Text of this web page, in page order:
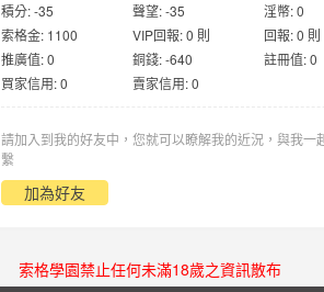
積分: -35 聲望: -35
淫幣: 0
索格金: 1100
VIP回報: 0 則
回報: 0 則
推廣值: 0
銅錢: -640
註冊值: 0
買家信用: 0
賣家信用: 0
請加入到我的好友中，您就可以瞭解我的近況，與我一
繫
加為好友
索格學園禁止任何未滿18歲之資訊散布